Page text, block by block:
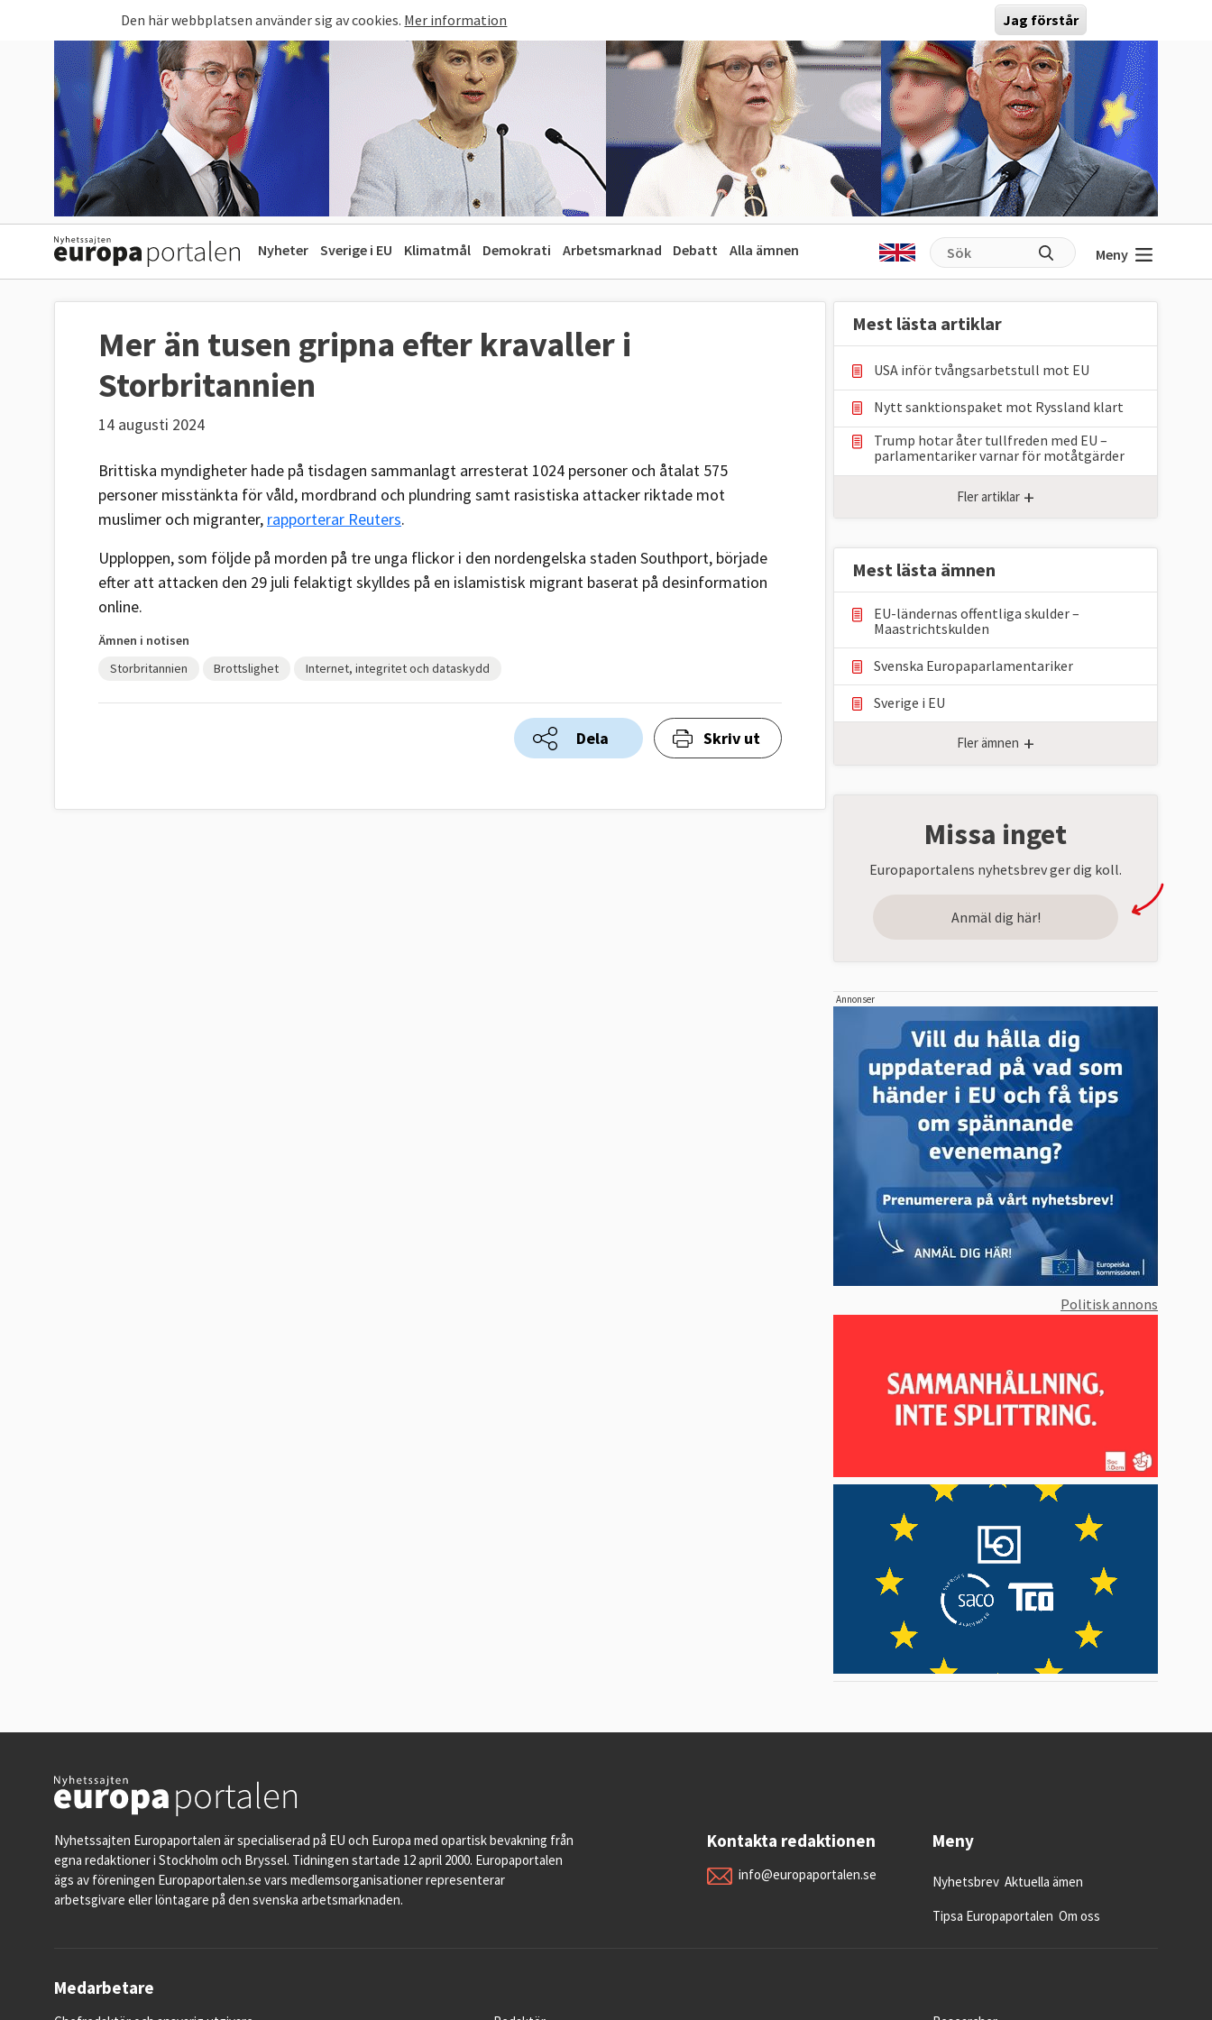
Den här webbplatsen använder sig av cookies. Mer information Jag förstår
Nyheter Sverige i EU Klimatmål Demokrati Arbetsmarknad Debatt Alla ämnen Meny
Mer än tusen gripna efter kravaller i
Storbritannien
14 augusti 2024
Brittiska myndigheter hade på tisdagen sammanlagt arresterat 1024 personer och åtalat 575
personer misstänkta för våld, mordbrand och plundring samt rasistiska attacker riktade mot
muslimer och migranter, rapporterar Reuters.
Upploppen, som följde på morden på tre unga flickor i den nordengelska staden Southport, började
efter att attacken den 29 juli felaktigt skylldes på en islamistisk migrant baserat på desinformation
online.
Ämnen i notisen
Storbritannien
Brottslighet Internet, integritet och dataskydd
Dela Skriv ut
Mest lästa artiklar
USA inför tvångsarbetstull mot EU
Nytt sanktionspaket mot Ryssland klart
Trump hotar åter tullfreden med EU –
parlamentariker ⁠varnar för motåtgärder
Fler artiklar +
Mest lästa ämnen
EU-ländernas offentliga skulder –
Maastrichtskulden
Svenska Europaparlamentariker
Sverige i EU
Fler ämnen +
Missa inget
Europaportalens nyhetsbrev ger dig koll.
Anmäl dig här!
Annonser
Politisk annons
Nyhetssajten Europaportalen är specialiserad på EU och Europa med opartisk bevakning från
egna redaktioner i Stockholm och Bryssel. Tidningen startade 12 april 2000. Europaportalen
ägs av föreningen Europaportalen.se vars medlemsorganisationer representerar
arbetsgivare eller löntagare på den svenska arbetsmarknaden.
Kontakta redaktionen
info@europaportalen.se
Meny
Nyhetsbrev Aktuella ämen
Tipsa Europaportalen Om oss
Medarbetare